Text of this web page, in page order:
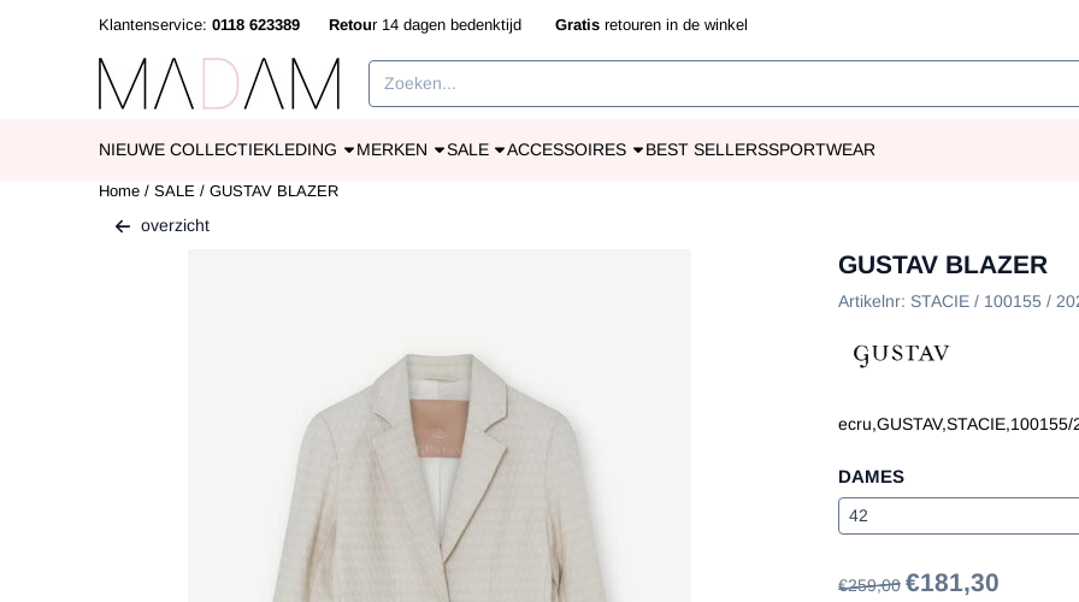
Klantenservice: 0118 623389 Retour 14 dagen bedenktijd Gratis retouren in de winkel
Zoeken
NIEUWE COLLECTIEKLEDING MERKEN SALE ACCESSOIRES BEST SELLERSSPORTWEAR
Home / SALE / GUSTAV BLAZER
overzicht
GUSTAV BLAZER
Artikelnr: STACIE / 100155 /
ecru,GUSTAV,STACIE,100155/
DAMES
€259,00 €181,30